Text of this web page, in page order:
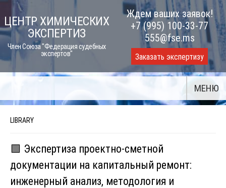
Skip
to
content
ЦЕНТР ХИМИЧЕСКИХ
ЭКСПЕРТИЗ
Член Союза "Федерация судебных
экспертов"
Ждем ваших заявок!
+7 (995) 100-33-77
555@fse.ms
Заказать экспертизу
МЕНЮ
LIBRARY
🟩 Экспертиза проектно-сметной
документации на капитальный ремонт:
инженерный анализ, методология и